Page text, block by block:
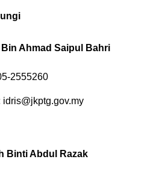
Ahmad Saipul Bahri
2555260
idris@jkptg.gov.my
Binti Abdul Razak